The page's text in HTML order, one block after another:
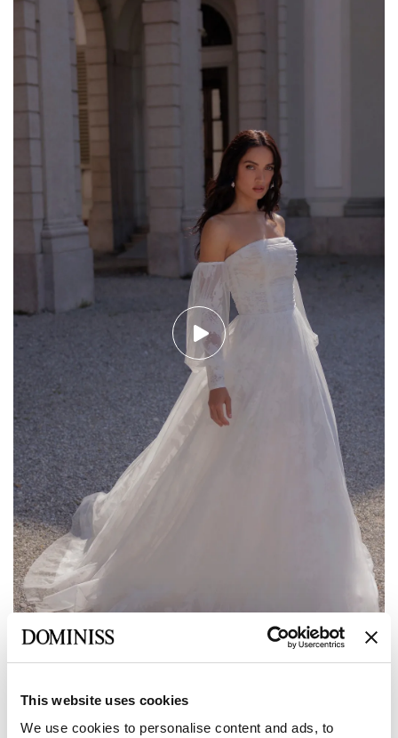
This website uses cookies
We use cookies to personalise content and ads, to
Anterior
LITE